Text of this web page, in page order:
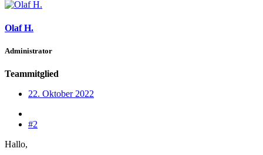
Olaf H.
Administrator
Teammitglied
22. Oktober 2022
#2
Hallo,